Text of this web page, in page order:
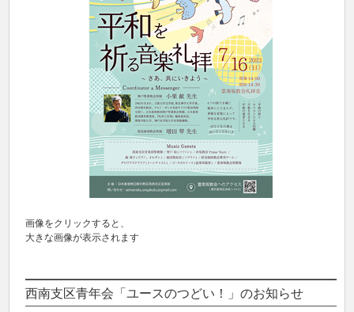
画像をクリックすると、
大きな画像が表示されます
西南支区青年会「ユースのつどい！」のお知らせ